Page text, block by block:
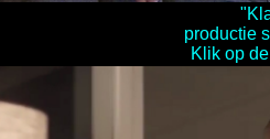
productie
Klik op